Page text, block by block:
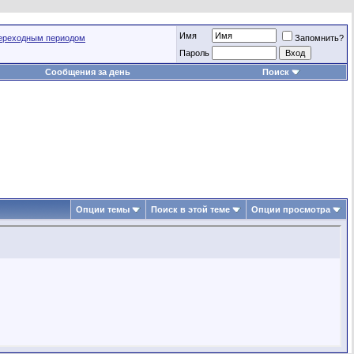
периодом Имя
Запомнить?
Пароль
Сообщения за день
Поиск
Опции темы Поиск в этой теме Опции просмотра